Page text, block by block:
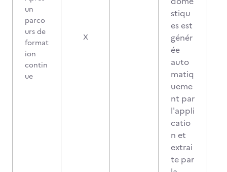
un
parco
urs de
format
ion
contin
ue
X
stiqu
es est
génér
ée
auto
matiq
ueme
nt par
l'appli
catio
n et
extrai
te par